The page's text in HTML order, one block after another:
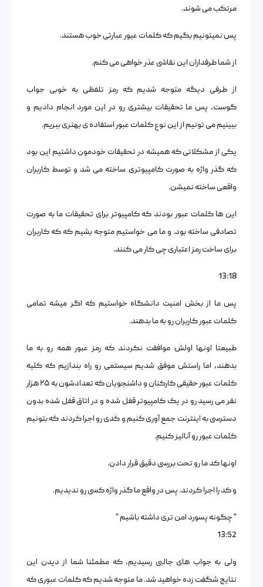
مرتکب می شوند.
پس نمیتونیم بگیم که کلمات عبور عبارتی خوب هستند.
از شما طرفداران این نقاشی عذر خواهی می کنم.
از طرفی دیگه متوجه شدیم که رمز تلفظی به خوبی جواب
گوست، پس ما تحقیقات بیشتری رو در این مورد انجام دادیم و
ببینیم می تونیم از این نوع کلمات عبور استفاده ی بهتری ببریم.
یکی از مشکلاتی که همیشه در تحقیقات خودمون داشتیم این بود
که گذر واژه به صورت کامپیوتری ساخته می شد و توسط کاربران
واقعی ساخته نمیشن.
این ها کلمات عبور بودند که کامپیوتر برای تحقیقات ما به صورت
تصادفی ساخته بود. و ما می خواستیم متوجه بشیم که که کاربران
برای ساخت رمز اعتباری چی کار می کنند.
13:18
پس ما از بخش امنیت دانشگاه خواستیم که اگر میشه تمامی
کلمات عبور کاربران رو به ما بدهند.
طبیعتا اونها اولش موافقت نکردند که رمز عبور همه رو به ما
بدهند، اما راستش موفق شدیم سیستمی رو راه بندازیم که کلیه
کلمات عبور حقیقی کارکنان و داشنجویان که تعدادشون به ۲۵ هزار
نفر می رسید رو در یک کامپیوتر قفل شده و در اتاق قفل شده بدون
دسترسی به اینترنت جمع آوری کنیم و کدی رو اجرا کردند که بتونیم
کلمات عبور رو آنالیز کنیم.
اونها کد ما رو تحت بررسی دقیق قرار دادن.
و کد را اجرا کردند. پس در واقع ما گذر واژه کسی رو ندیدیم.
” چگونه پسورد امن تری داشته باشیم ”
13:52
ولی به جواب های جالبی رسیدیم، که مطمئنا شما از دیدن این
نتایج شگفت زده خواهید شد. ما متوجه شدیم که کلمات عبوری که